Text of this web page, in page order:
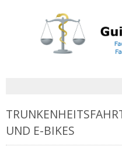
UND E-BIKES